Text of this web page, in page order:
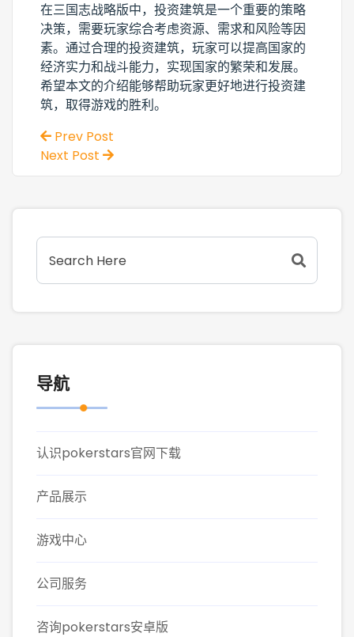
在三国志战略版中，投资建筑是一个重要的策略
决策，需要玩家综合考虑资源、需求和风险等因
素。通过合理的投资建筑，玩家可以提高国家的
经济实力和战斗能力，实现国家的繁荣和发展。
希望本文的介绍能够帮助玩家更好地进行投资建
筑，取得游戏的胜利。
Prev Post
Next Post
导航
认识pokerstars官网下载
产品展示
游戏中心
公司服务
咨询pokerstars安卓版